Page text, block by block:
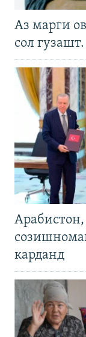
Аз марги
сол
карданд